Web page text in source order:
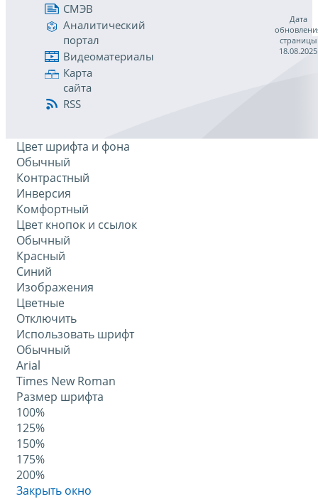
СМЭВ
Аналитический
портал
Видеоматериалы
Карта
сайта
RSS
Дата
страницы
18.08.2025
Цвет шрифта и фона
Обычный
Контрастный
Инверсия
Комфортный
Цвет кнопок и ссылок
Обычный
Красный
Синий
Изображения
Цветные
Отключить
Использовать шрифт
Обычный
Arial
Times New Roman
Размер шрифта
100%
125%
150%
175%
200%
Закрыть окно